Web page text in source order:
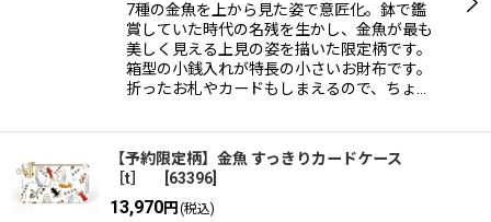
7種の金魚を上から見た姿で意匠化。鉢で鑑
賞していた時代の名残を生かし、金魚が最も
美しく見える上見の姿を描いた限定柄です。
箱型の小銭入れが特長の小さいお財布です。
折ったお札やカードもしまえるので、ちょ…
【予約限定柄】金魚 すっきりカードケース
［t］
63396
13,970円 (税込)